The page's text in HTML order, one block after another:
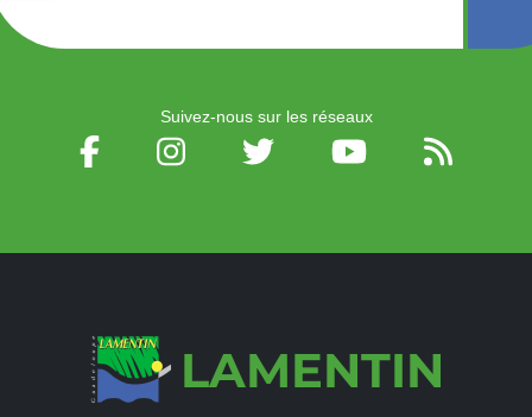
LAMENTIN
Suivez-nous sur les réseaux